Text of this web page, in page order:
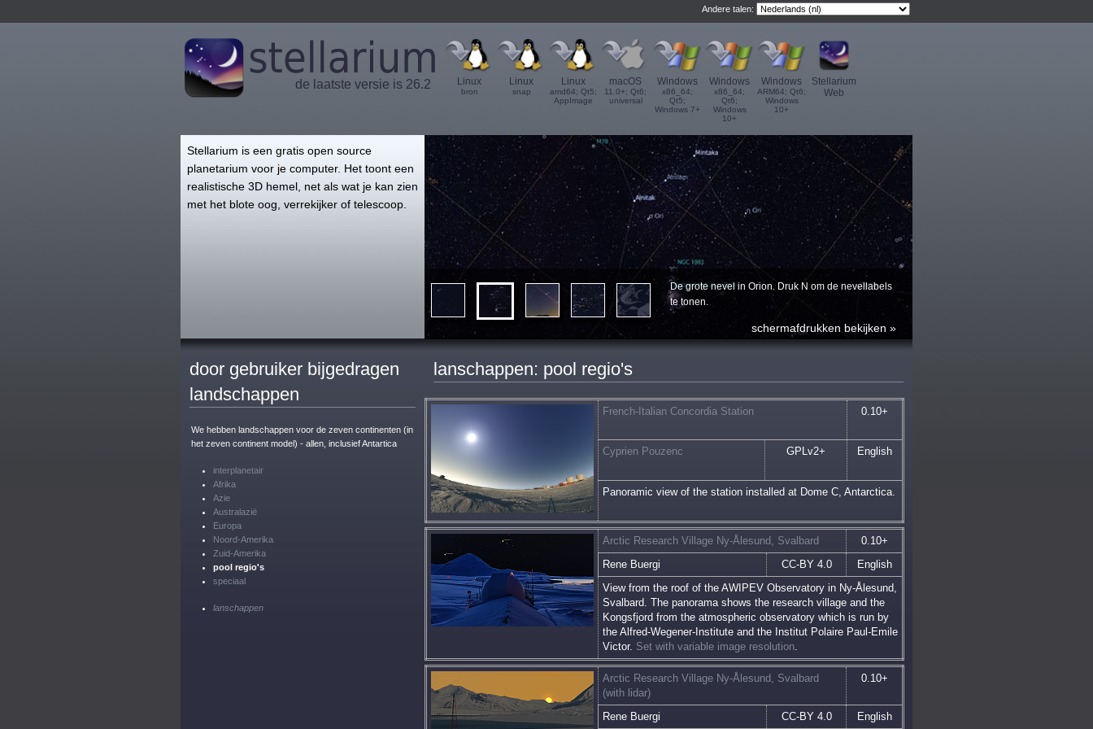
Andere talen:
de laatste versie is 26.2 Linux
bron
Linux
snap
Linux
amd64; Qt5;
AppImage
macOS
11.0+; Qt6;
universal
Windows
x86_64;
Qt5;
Windows 7+
Windows
x86_64;
Qt6;
Windows
10+
Windows
ARM64; Qt6;
Windows
10+
Stellarium
Web
Stellarium is een gratis open source
planetarium voor je computer. Het toont een
realistische 3D hemel, net als wat je kan zien
met het blote oog, verrekijker of telescoop.
',
De grote nevel in Orion. Druk N om de nevellabels
te tonen.
schermafdrukken bekijken »
door gebruiker bijgedragen
landschappen
We hebben landschappen voor de zeven continenten (in
het zeven continent model) - allen, inclusief Antartica
interplanetair
Afrika
Azie
Australazië
Europa
Noord-Amerika
Zuid-Amerika
pool regio's
speciaal
lanschappen
lanschappen: pool regio's
French-Italian Concordia Station 0.10+
Cyprien Pouzenc GPLv2+ English
Panoramic view of the station installed at Dome C, Antarctica.
Arctic Research Village Ny-Ålesund, Svalbard
0.10+
Rene Buergi
CC-BY 4.0
English
View from the roof of the AWIPEV Observatory in Ny-Ålesund,
Svalbard. The panorama shows the research village and the
Kongsfjord from the atmospheric observatory which is run by
the Alfred-Wegener-Institute and the Institut Polaire Paul-Emile
Victor. Set with variable image resolution
Arctic Research Village Ny-Ålesund, Svalbard
(with lidar)
0.10+
Rene Buergi CC-BY 4.0 English